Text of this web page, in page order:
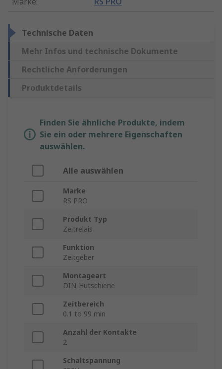
Technische Daten
Mehr Infos und technische Dokumente
Rechtliche Anforderungen
Produktdetails
Finden Sie ähnliche Produkte, indem
Sie ein oder mehrere Eigenschaften
auswählen.
Alle auswählen
Marke
RS PRO
Produkt Typ
Zeitrelais
Funktion
Zeitgeber
Montageart
DIN-Hutschiene
Zeitbereich
0.1 to 99 min
Anzahl der Kontakte
2
Schaltspannung